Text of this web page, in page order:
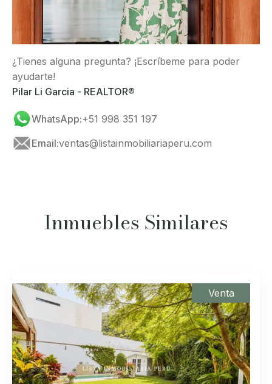
¿Tienes alguna pregunta? ¡Escríbeme para poder
ayudarte!
Pilar Li Garcia - REALTOR®
WhatsApp:+51 998 351 197
Email:ventas@listainmobiliariaperu.com
Inmuebles Similares
Venta